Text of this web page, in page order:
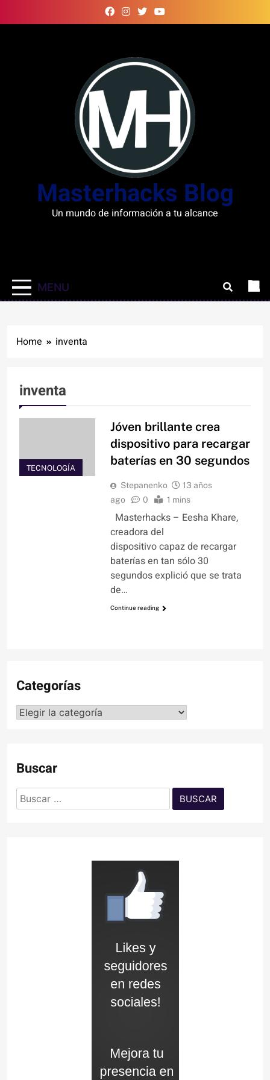
to
Masterhacks Blog
Un mundo de información a tu alcance
MENU
Home inventa
inventa
TECNOLOGÍA
Jóven brillante crea
dispositivo para recargar
baterías en 30 segundos
Stepanenko
13 años
ago
0 1 mins
Masterhacks – Eesha Khare,
creadora del
dispositivo capaz de recargar
baterías en tan sólo 30
segundos explició que se trata
de…
Continue reading
Categorías
Categorías
Buscar
Buscar: